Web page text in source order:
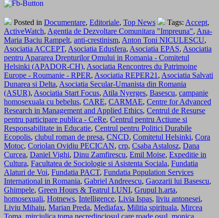
Posted in Documentare, Editoriale, Top News Tags: Accept,
ActiveWatch, Agentia de Dezvoltare Comunitara "Impreuna", Ana-
Maria Baciu Rampelt, anti-crestinism, Anton Toni NICULESCU,
Asociatia ACCEPT, Asociatia Edusfera, Asociatia EPAS, Asociatia
pentru Apararea Drepturilor Omului in Romania - Comitetul
Helsinki (APADOR-CH), Asociatia Rencontres du Patrimoine
Europe - Roumanie - RPER, Asociatia REPER21 , Asociatia Salvati
Dunarea si Delta, Asociatia Secular-Umanista din Romania
(ASUR), Asociatia Start Focus, Atila Nyerges, Basescu, campanie
homosexuala cu bebelus, CARE, CARMAE, Centre for Advanced
Research in Management and Applied Ethics, Centrul de Resurse
pentru participare publica - CeRe, Centrul pentru Actiune si
Responsabilitate in Educatie, Centrul pentru Politici Durabile
Ecopolis, clubul roman de presa, CNCD, Comitetul Helsinki, Cora
Motoc, Coriolan Ovidiu PECICAN, crp, Csaba Astalosz, Dana
Curcea, Daniel Vighi, Dinu Zamfirescu, Emil Moise, Expeditie in
Cultura, Facultatea de Sociologie si Asistenta Sociala, Fundatia
Alaturi de Voi, Fundatia PACT, Fundatia Population Services
International in Romania, Gabriel Andreescu, Gaozarii lui Basescu,
Ghimpele, Green Hours & Teatrul LUNI, Grupul h.arta,
homosexuali, Hotnews, Intelligence, Livia Ispas, liviu antonesei,
Liviu Mihaiu, Marian Preda, Mediafax, Militia spirituala, Mircea
Toma, mirciulica toma necredinciosul care roade osul, monica